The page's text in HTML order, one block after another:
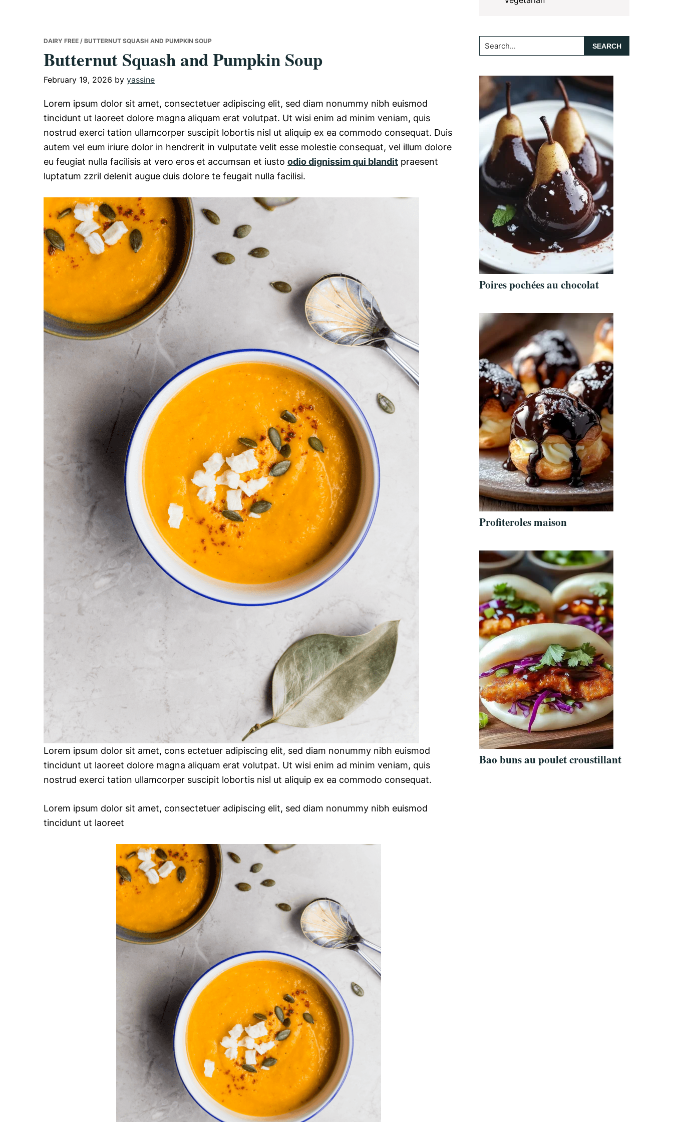
DAIRY FREE / BUTTERNUT SQUASH AND PUMPKIN SOUP
Butternut Squash and Pumpkin Soup
February 19, 2026 by yassine
Lorem ipsum dolor sit amet, consectetuer adipiscing elit, sed diam nonummy nibh euismod
tincidunt ut laoreet dolore magna aliquam erat volutpat. Ut wisi enim ad minim veniam, quis
nostrud exerci tation ullamcorper suscipit lobortis nisl ut aliquip ex ea commodo consequat. Duis
autem vel eum iriure dolor in hendrerit in vulputate velit esse molestie consequat, vel illum dolore
eu feugiat nulla facilisis at vero eros et accumsan et iusto odio dignissim qui blandit praesent
luptatum zzril delenit augue duis dolore te feugait nulla facilisi.
Lorem ipsum dolor sit amet, cons ectetuer adipiscing elit, sed diam nonummy nibh euismod
tincidunt ut laoreet dolore magna aliquam erat volutpat. Ut wisi enim ad minim veniam, quis
nostrud exerci tation ullamcorper suscipit lobortis nisl ut aliquip ex ea commodo consequat.
Lorem ipsum dolor sit amet, consectetuer adipiscing elit, sed diam nonummy nibh euismod
tincidunt ut laoreet
Search...
Poires pochées au chocolat
Profiteroles maison
Bao buns au poulet croustillant